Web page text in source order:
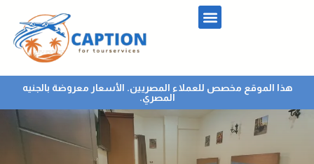
هذا الموقع مخصص للعملاء المصريين. الأسعار معروضة بالجنيه
المصري.